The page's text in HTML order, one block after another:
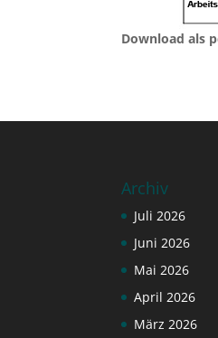
Download als
Archiv
Juli 2026
Juni 2026
Mai 2026
April 2026
März 2026